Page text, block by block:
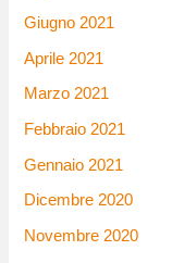
Giugno 2021
Aprile 2021
Marzo 2021
Febbraio 2021
Gennaio 2021
Dicembre 2020
Novembre 2020